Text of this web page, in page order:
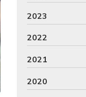
2023
2022
2021
2020